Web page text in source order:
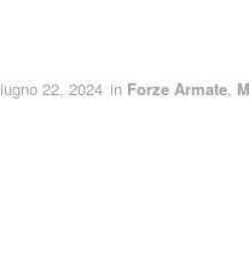
22, 2024 in Forze Armate,